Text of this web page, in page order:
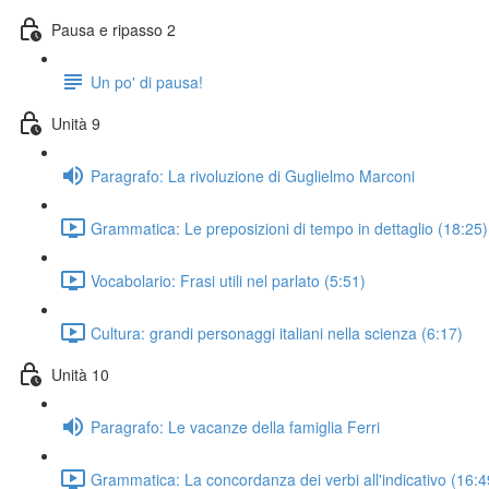
Pausa e ripasso 2
Un po' di pausa!
Unità 9
Paragrafo: La rivoluzione di Guglielmo Marconi
Grammatica: Le preposizioni di tempo in dettaglio (18:25)
Vocabolario: Frasi utili nel parlato (5:51)
Cultura: grandi personaggi italiani nella scienza (6:17)
Unità 10
Paragrafo: Le vacanze della famiglia Ferri
Grammatica: La concordanza dei verbi all'indicativo